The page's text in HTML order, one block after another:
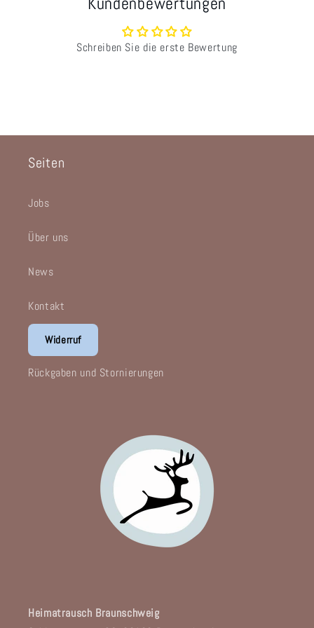
Schreiben Sie die erste Bewertung
Seiten
Jobs
Über uns
News
Kontakt
Widerruf
Rückgaben und Stornierungen
Heimatrausch Braunschweig